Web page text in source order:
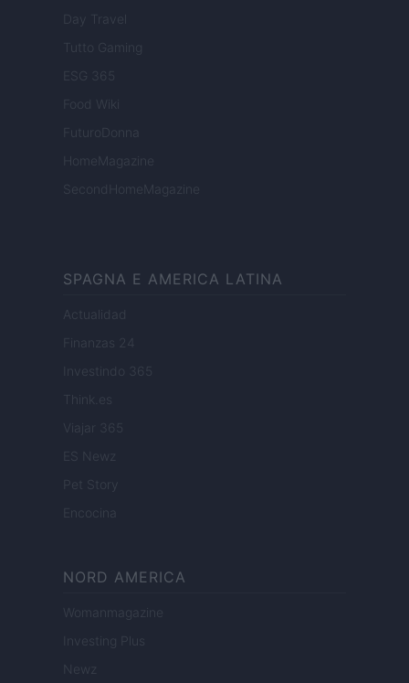
Day Travel
Tutto Gaming
ESG 365
Food Wiki
FuturoDonna
HomeMagazine
SecondHomeMagazine
SPAGNA E AMERICA LATINA
Actualidad
Finanzas 24
Investindo 365
Think.es
Viajar 365
ES Newz
Pet Story
Encocina
NORD AMERICA
Womanmagazine
Investing Plus
Newz